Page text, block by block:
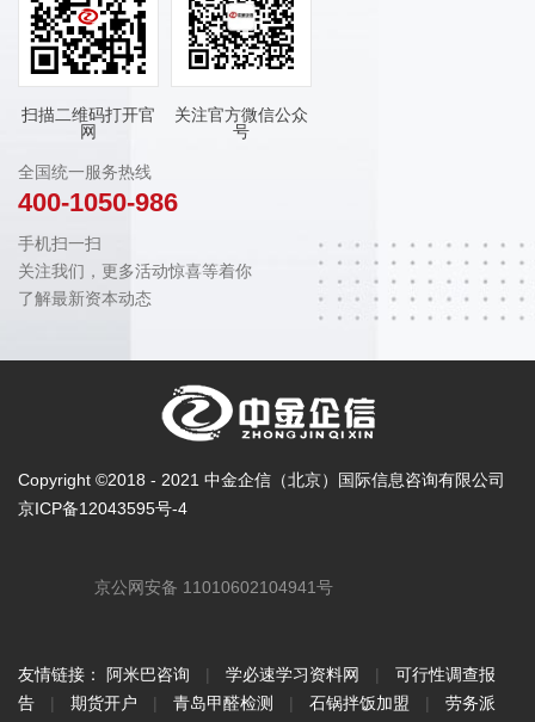
扫描二维码打开官
网
关注官方微信公众
号
全国统一服务热线
400-1050-986
手机扫一扫
关注我们，更多活动惊喜等着你
了解最新资本动态
Copyright ©2018 - 2021 中金企信（北京）国际信息咨询有限公司
京ICP备12043595号-4
京公网安备 11010602104941号
友情链接： 阿米巴咨询 | 学必速学习资料网 |
可行性调查报
告
| 期货开户 | 青岛甲醛检测 | 石锅拌饭加盟 |
劳务派